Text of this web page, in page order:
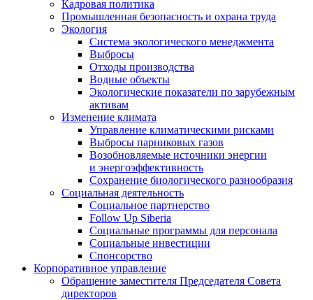
Кадровая политика
Промышленная безопасность и охрана труда
Экология
Система экологического менеджмента
Выбросы
Отходы производства
Водные объекты
Экологические показатели по зарубежным
активам
Изменение климата
Управление климатическими рисками
Выбросы парниковых газов
Возобновляемые источники энергии
и энергоэффективность
Сохранение биологического разнообразия
Социальная деятельность
Социальное партнерство
Follow Up Siberia
Социальные программы для персонала
Социальные инвестиции
Спонсорство
Корпоративное управление
Обращение заместителя Председателя Совета
директоров